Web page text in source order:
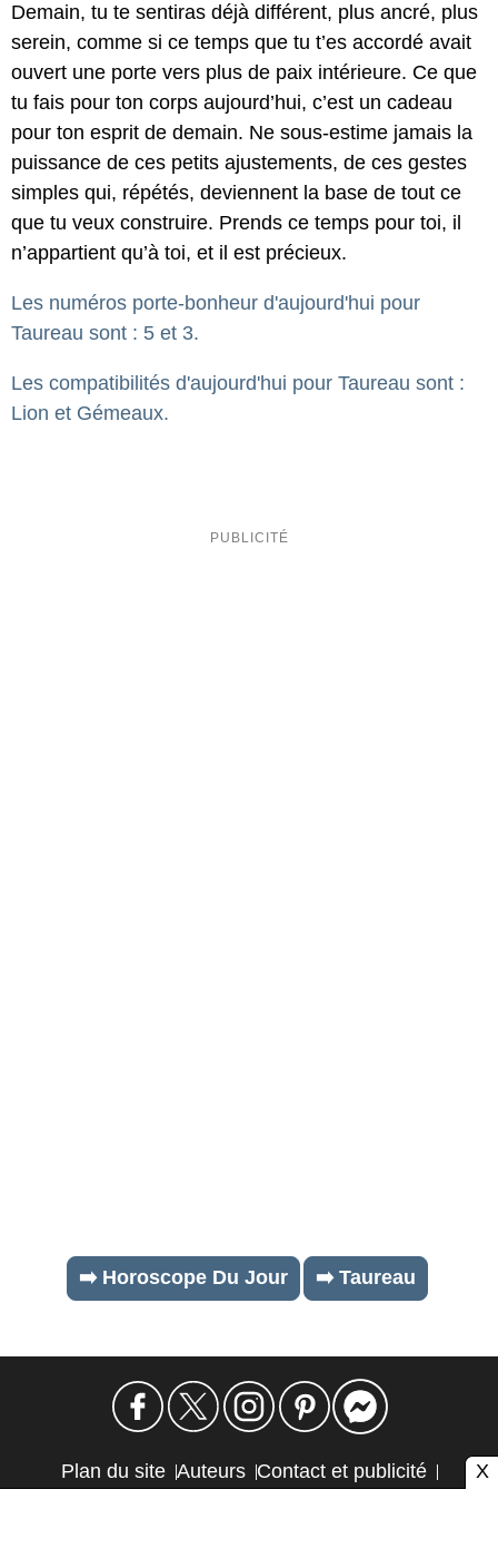
Demain, tu te sentiras déjà différent, plus ancré, plus
serein, comme si ce temps que tu t’es accordé avait
ouvert une porte vers plus de paix intérieure. Ce que
tu fais pour ton corps aujourd’hui, c’est un cadeau
pour ton esprit de demain. Ne sous-estime jamais la
puissance de ces petits ajustements, de ces gestes
simples qui, répétés, deviennent la base de tout ce
que tu veux construire. Prends ce temps pour toi, il
n’appartient qu’à toi, et il est précieux.
Les numéros porte-bonheur d'aujourd'hui pour
Taureau sont : 5 et 3.
Les compatibilités d'aujourd'hui pour Taureau sont :
Lion et Gémeaux.
➡️ Horoscope Du Jour ➡️ Taureau
Plan du site Auteurs Contact et publicité
X